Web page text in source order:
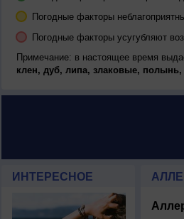
Погодные факторы
Погодные факторы усугубляют
Примечание: в настоящее время
клен, дуб, липа, злаковые,
ИНТЕРЕСНОЕ